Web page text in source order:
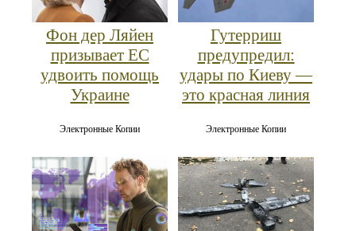
Фон дер Ляйен
призывает ЕС
удвоить помощь
Украине
Электронные Копии
Гутерриш
предупредил:
удары по Киеву —
это красная линия
Электронные Копии